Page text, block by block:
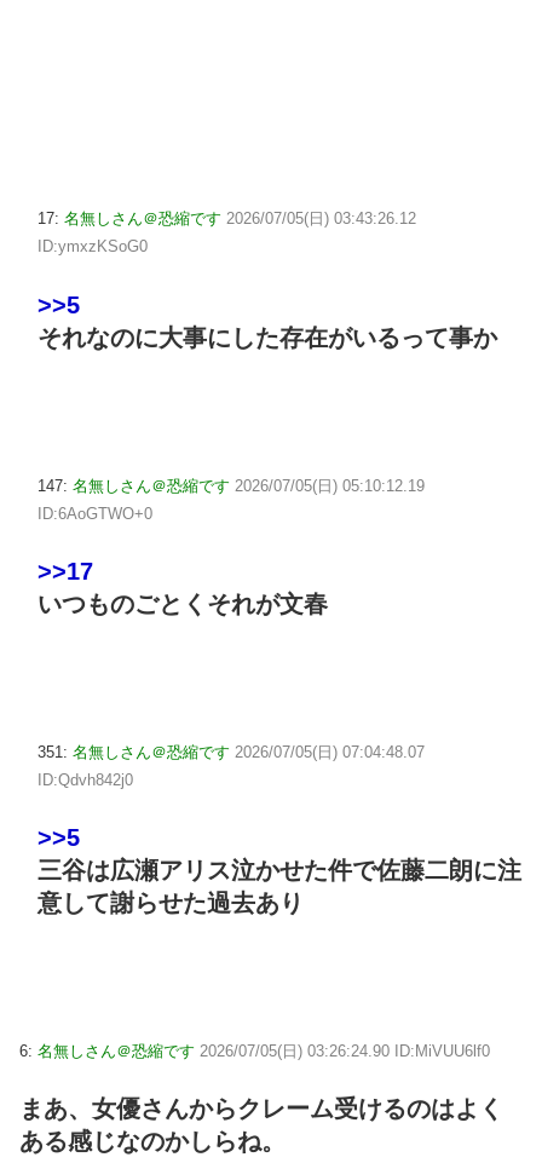
17: 名無しさん＠恐縮です 2026/07/05(日) 03:43:26.12
ID:ymxzKSoG0
>>5
それなのに大事にした存在がいるって事か
147: 名無しさん＠恐縮です 2026/07/05(日) 05:10:12.19
ID:6AoGTWO+0
>>17
いつものごとくそれが文春
351: 名無しさん＠恐縮です 2026/07/05(日) 07:04:48.07
ID:Qdvh842j0
>>5
三谷は広瀬アリス泣かせた件で佐藤二朗に注
意して謝らせた過去あり
6: 名無しさん＠恐縮です 2026/07/05(日) 03:26:24.90 ID:MiVUU6lf0
まあ、女優さんからクレーム受けるのはよく
ある感じなのかしらね。